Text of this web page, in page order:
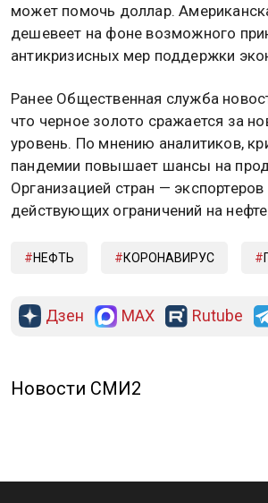
может помочь доллар.
дешевеет на фоне возможного
антикризисных мер поддержки
Ранее Общественная служба
что черное золото сражается за
уровень. По мнению аналитиков,
пандемии повышает шансы на
Организацией стран —
действующих ограничений на
НЕФТЬ КОРОНАВИРУС
Дзен MAX Rutube
Новости СМИ2